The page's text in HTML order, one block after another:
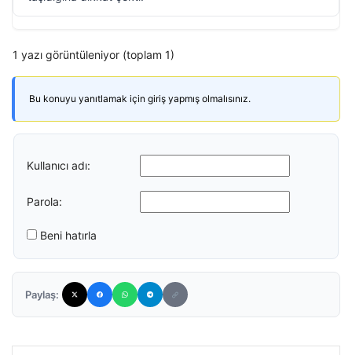
1 yazı görüntüleniyor (toplam 1)
Bu konuyu yanıtlamak için giriş yapmış olmalısınız.
Kullanıcı adı:
Parola:
Beni hatırla
Paylaş: